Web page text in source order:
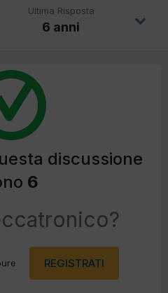
Ultima Risposta
6 anni
discussione
6
REGISTRATI